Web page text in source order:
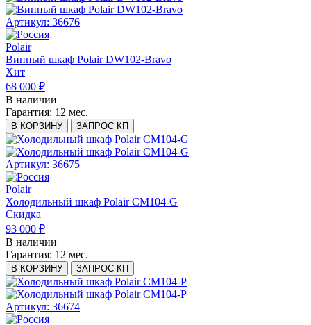
Артикул: 36676
Polair
Винный шкаф Polair DW102-Bravo
Хит
68 000 ₽
В наличии
Гарантия: 12 мес.
В КОРЗИНУ ЗАПРОС КП
Артикул: 36675
Polair
Холодильный шкаф Polair CM104-G
Скидка
93 000 ₽
В наличии
Гарантия: 12 мес.
В КОРЗИНУ ЗАПРОС КП
Артикул: 36674